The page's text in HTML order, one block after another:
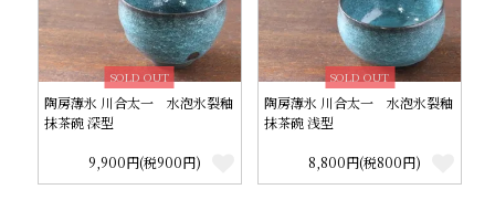
SOLD OUT
陶房薄氷 川合太一 水泡氷裂釉
抹茶碗 深型
9,900円(税900円)
SOLD OUT
陶房薄氷 川合太一 水泡氷裂釉
抹茶碗 浅型
8,800円(税800円)